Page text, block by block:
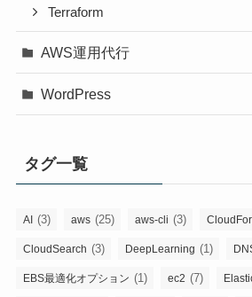
Terraform
AWS運用代行
WordPress
タグ一覧
AI (3) aws (25) aws-cli (3)
CloudSearch (3) DeepLearning (1)
EBS最適化オプション (1) ec2 (7)